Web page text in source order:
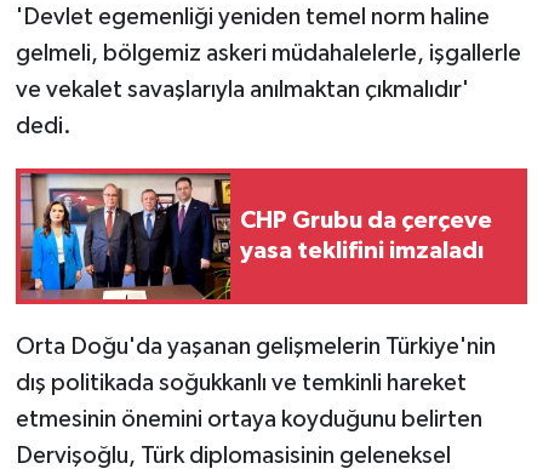
'Devlet egemenliği yeniden temel norm haline
gelmeli, bölgemiz askeri müdahalelerle, işgallerle
ve vekalet savaşlarıyla anılmaktan çıkmalıdır'
dedi.
CHP Grubu da çerçeve
yasa teklifini imzaladı
Orta Doğu'da yaşanan gelişmelerin Türkiye'nin
dış politikada soğukkanlı ve temkinli hareket
etmesinin önemini ortaya koyduğunu belirten
Dervişoğlu, Türk diplomasisinin geleneksel